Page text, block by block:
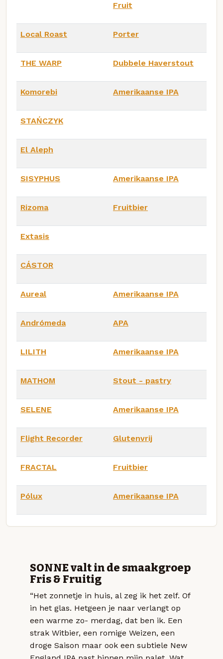
Fruit
Local Roast Porter
THE WARP Dubbele Haverstout
Komorebi Amerikaanse IPA
STAŃCZYK
El Aleph
SISYPHUS Amerikaanse IPA
Rizoma Fruitbier
Extasis
CÁSTOR
Aureal Amerikaanse IPA
Andrómeda APA
LILITH Amerikaanse IPA
MATHOM Stout - pastry
SELENE Amerikaanse IPA
Flight Recorder Glutenvrij
FRACTAL Fruitbier
Pólux Amerikaanse IPA
SONNE valt in de smaakgroep
Fris & Fruitig
“Het zonnetje in huis, al zeg ik het zelf. Of
in het glas. Hetgeen je naar verlangt op
een warme zo- merdag, dat ben ik. Een
strak Witbier, een romige Weizen, een
droge Saison maar ook een subtiele New